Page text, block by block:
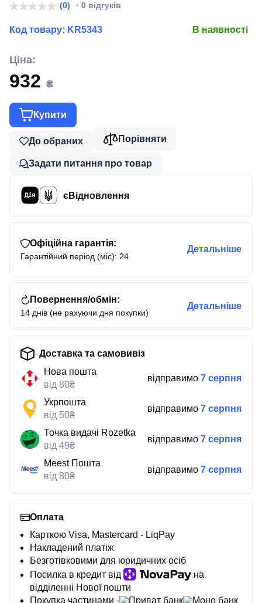
(0) · 0 відгуків
Код товару: KR5343 В наявності
Ціна:
932 ₴
Купити
До обраних Порівняти
Задати питання про товар
єВідновлення
Офіційна гарантія:
Гарантійний період (міс): 24
Детальніше
Повернення/обмін:
14 днів (не рахуючи дня покупки)
Детальніше
Доставка та самовивіз
Нова пошта
від 80₴
відправимо 7 серпня
Укрпошта
від 50₴
відправимо 7 серпня
Точка видачі Rozetka
від 49₴
відправимо 7 серпня
Meest Пошта
від 80₴
відправимо 7 серпня
Оплата
Карткою Visa, Mastercard - LiqPay
Накладений платіж
Безготівковими для юридичних осіб
Посилка в кредит від
на
відділенні Нової пошти
Покупка частинами -
Приват банк Моно банк